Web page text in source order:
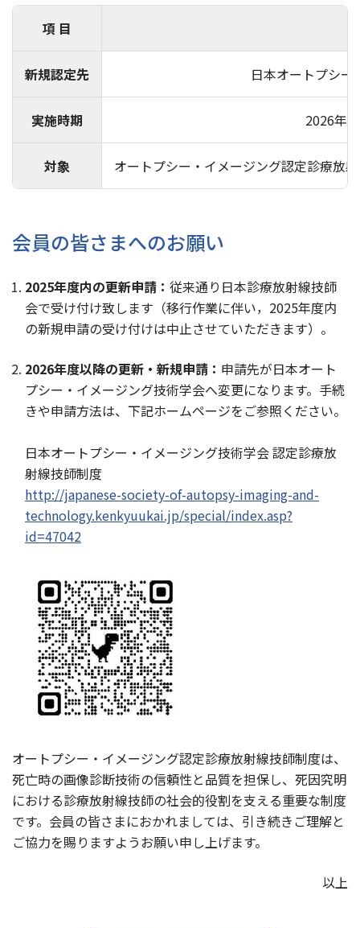
項 目
新規認定先 日本オートプシ
実施時期 2026年
対象 オートプシー・イメージング認定診療放
会員の皆さまへのお願い
2025年度内の更新申請： 従来通り日本診療放射線技師
会で受け付け致します（移行作業に伴い，2025年度内
の新規申請の受け付けは中止させていただきます）。
2026年度以降の更新・新規申請： 申請先が日本オート
プシー・イメージング技術学会へ変更になります。手続
きや申請方法は、下記ホームページをご参照ください。
日本オートプシー・イメージング技術学会 認定診療放
射線技師制度
http://japanese-society-of-autopsy-imaging-and-
technology.kenkyuukai.jp/special/index.asp?
id=47042
オートプシー・イメージング認定診療放射線技師制度は、
死亡時の画像診断技術の信頼性と品質を担保し、死因究明
における診療放射線技師の社会的役割を支える重要な制度
です。会員の皆さまにおかれましては、引き続きご理解と
ご協力を賜りますようお願い申し上げます。
以上